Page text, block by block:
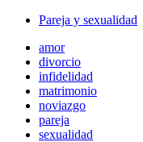
Pareja y sexualidad
amor
divorcio
infidelidad
matrimonio
noviazgo
pareja
sexualidad